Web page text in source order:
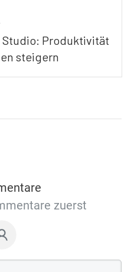
Produktivität
steigern
zuerst